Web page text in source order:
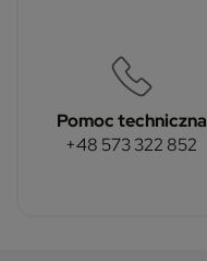
Pomoc techniczna
+48 573 322 852